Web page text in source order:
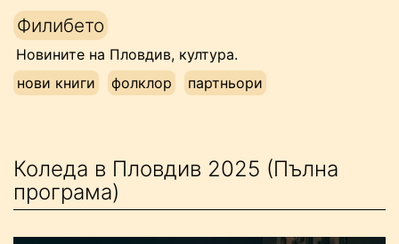
Напред
към
съдържанието
Филибето
Новините на Пловдив, култура.
нови книги
фолклор партньори
Коледа в Пловдив 2025 (Пълна
програма)